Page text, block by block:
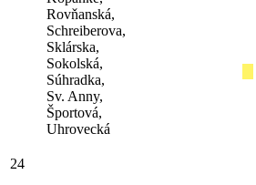
Rovňanská,
Schreiberova,
Sklárska,
Sokolská,
Súhradka,
Sv. Anny,
Športová,
Uhrovecká
24